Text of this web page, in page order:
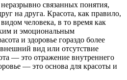
связанных понятия,
на друга. Красота, как правило,
человека, в то время как
и эмоциональным
и здоровье гораздо более
вид или отсутствие
— это отражение внутреннего
— это основа для красоты и